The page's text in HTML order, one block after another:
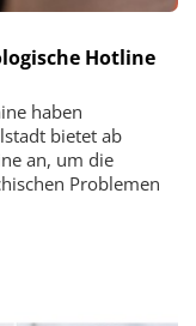
Hotline
haben
bietet ab
an, um die
Problemen